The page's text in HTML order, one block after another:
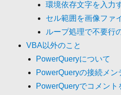
環境依存文字を入力
セル範囲を画像ファ
ループ処理で不要行
VBA以外のこと
PowerQueryについて
PowerQueryの接続メン
PowerQueryでコメント